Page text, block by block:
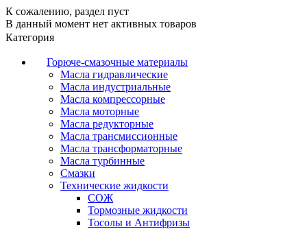
К сожалению, раздел пуст
В данный момент нет активных товаров
Категория
Горюче-смазочные материалы
Масла гидравлические
Масла индустриальные
Масла компрессорные
Масла моторные
Масла редукторные
Масла трансмиссионные
Масла трансформаторные
Масла турбинные
Смазки
Технические жидкости
СОЖ
Тормозные жидкости
Тосолы и Антифризы